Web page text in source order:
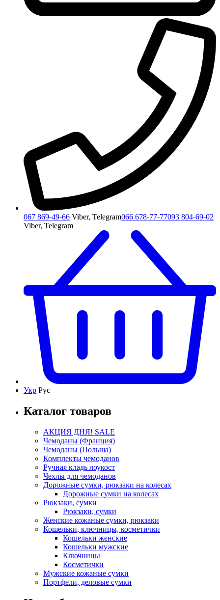
067 869-49-66 Viber, Telegram066 678-77-77093 804-69-02
Viber, Telegram
Укр Рус
Каталог товаров
АКЦИЯ ДНЯ! SALE
Чемоданы (Франция)
Чемоданы (Польша)
Комплекты чемоданов
Ручная кладь лоукост
Чехлы для чемоданов
Дорожные сумки, рюкзаки на колесах
Дорожные сумки на колесах
Рюкзаки, сумки
Рюкзаки, сумки
Женские кожаные сумки, рюкзаки
Кошельки, ключницы, косметички
Кошельки женские
Кошельки мужские
Ключницы
Косметички
Мужские кожаные сумки
Портфели, деловые сумки